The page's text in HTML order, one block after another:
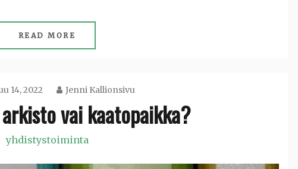
READ MORE
14, 2022 Jenni Kallionsivu
vai kaatopaikka?
yhdistystoiminta